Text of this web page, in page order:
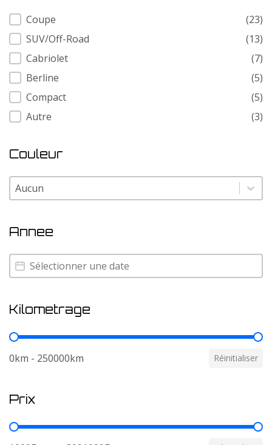
Carrosserie
Coupe
(23)
SUV/Off-Road
(13)
Cabriolet
(7)
Berline
(5)
Compact
(5)
Autre
(3)
Couleur
Couleur
Couleur
Annee
Annee
Annee
Kilometrage
Kilometrage
0km - 250000km Réinitialiser
Prix
Prix